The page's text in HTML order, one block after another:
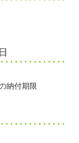
納付期限